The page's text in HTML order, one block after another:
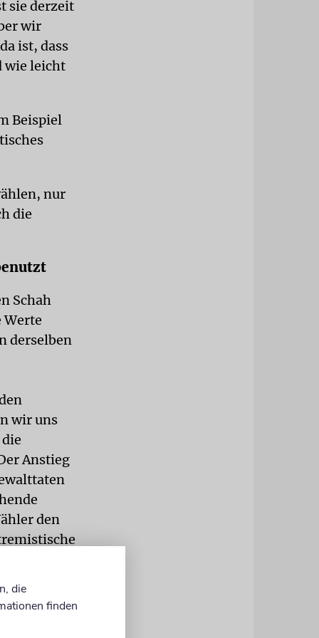
sie derzeit
wir
ist, dass
wie leicht
Beispiel
nur
die
Schah
derselben
wir uns
Anstieg
den
die
finden